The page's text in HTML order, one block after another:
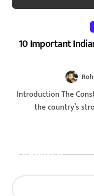
10 Important
Introduction The Constitution of India is a reflection of
the country’s
Search